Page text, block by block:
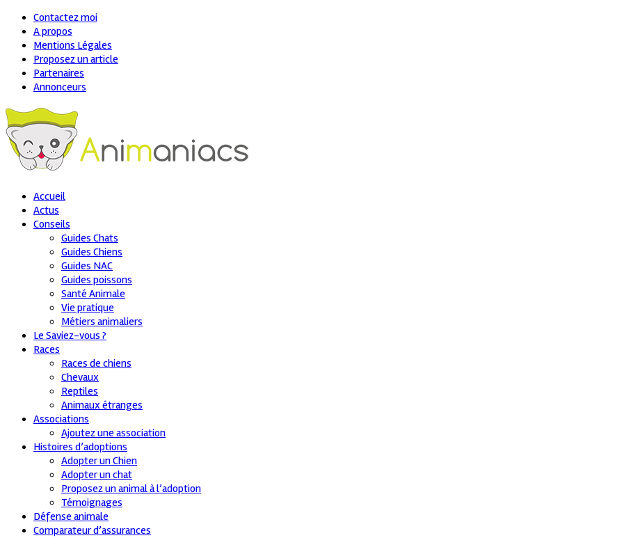
Contactez moi
A propos
Mentions Légales
Proposez un article
Partenaires
Annonceurs
Accueil
Actus
Conseils
Guides Chats
Guides Chiens
Guides NAC
Guides poissons
Santé Animale
Vie pratique
Métiers animaliers
Le Saviez-vous ?
Races
Races de chiens
Chevaux
Reptiles
Animaux étranges
Associations
Ajoutez une association
Histoires d’adoptions
Adopter un Chien
Adopter un chat
Proposez un animal à l’adoption
Témoignages
Défense animale
Comparateur d’assurances